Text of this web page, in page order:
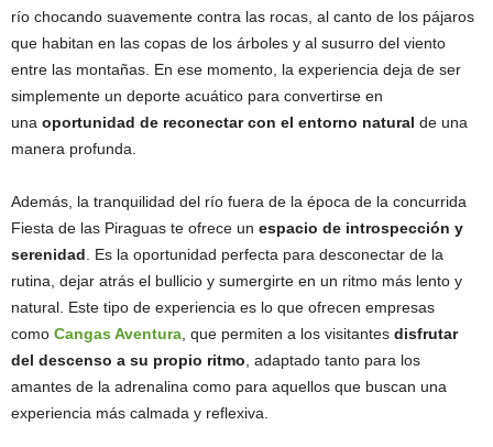
río chocando suavemente contra las rocas, al canto de los pájaros
que habitan en las copas de los árboles y al susurro del viento
entre las montañas. En ese momento, la experiencia deja de ser
simplemente un deporte acuático para convertirse en
una oportunidad de reconectar con el entorno natural de una
manera profunda.
Además, la tranquilidad del río fuera de la época de la concurrida
Fiesta de las Piraguas te ofrece un espacio de introspección y
serenidad . Es la oportunidad perfecta para desconectar de la
rutina, dejar atrás el bullicio y sumergirte en un ritmo más lento y
natural. Este tipo de experiencia es lo que ofrecen empresas
como Cangas Aventura , que permiten a los visitantes disfrutar
del descenso a su propio ritmo , adaptado tanto para los
amantes de la adrenalina como para aquellos que buscan una
experiencia más calmada y reflexiva.